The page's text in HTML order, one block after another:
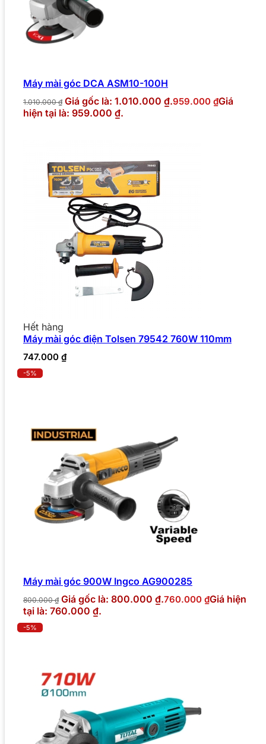
Máy mài góc DCA ASM10-100H
1.010.000₫ Giá gốc là: 1.010.000 ₫.959.000 ₫Giá
hiện tại là: 959.000 ₫.
Hết hàng
Máy mài góc điện Tolsen 79542 760W 110mm
747.000 ₫
-5%
Máy mài góc 900W Ingco AG900285
800.000₫ Giá gốc là: 800.000 ₫.760.000 ₫Giá hiện
tại là: 760.000 ₫.
-5%